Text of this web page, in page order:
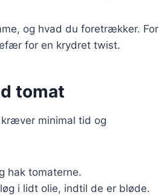
og hvad du foretrækker. For
for en krydret twist.
tomat
minimal tid og
hak tomaterne.
i lidt olie, indtil de er bløde.